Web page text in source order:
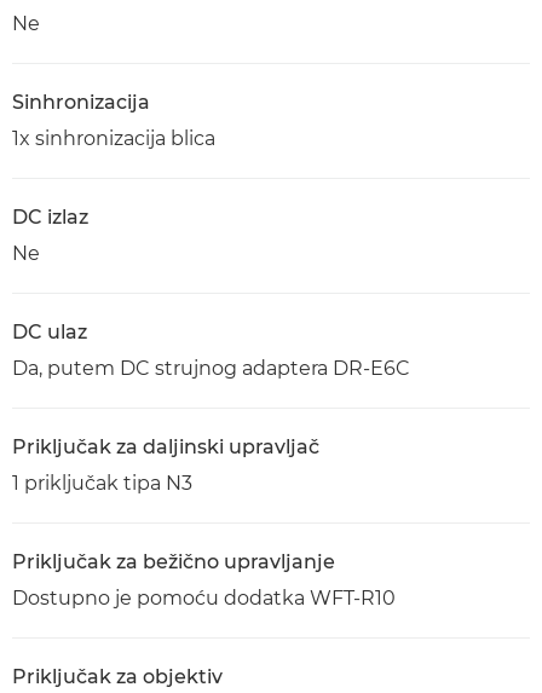
Ne
Sinhronizacija
1x sinhronizacija blica
DC izlaz
Ne
DC ulaz
Da, putem DC strujnog adaptera DR-E6C
Priključak za daljinski upravljač
1 priključak tipa N3
Priključak za bežično upravljanje
Dostupno je pomoću dodatka WFT-R10
Priključak za objektiv